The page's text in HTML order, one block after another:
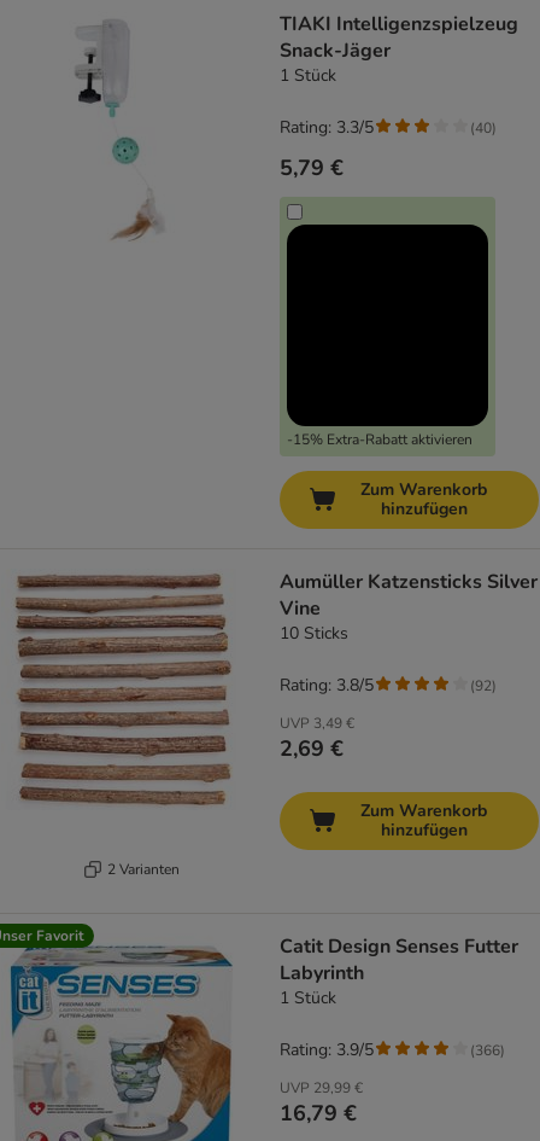
TIAKI Intelligenzspielzeug
Snack-Jäger
1 Stück
5,79 €
-15% Extra-Rabatt aktivieren
Rating: 3.3/5 (40)
Zum Warenkorb
hinzufügen
2 Varianten
Aumüller Katzensticks Silver
Vine
10 Sticks
UVP 3,49 €
2,69 €
Rating: 3.8/5 (92)
Zum Warenkorb
hinzufügen
Favorit
Catit Design Senses Futter
Labyrinth
1 Stück
UVP 29,99 €
16,79 €
Rating: 3.9/5 (366)